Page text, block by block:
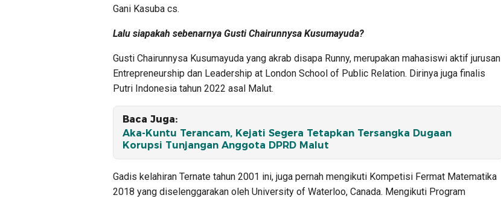
Gani Kasuba cs.
Lalu siapakah sebenarnya Gusti Chairunnysa Kusumayuda?
Gusti Chairunnysa Kusumayuda yang akrab disapa Runny, merupakan mahasiswi aktif jurusan
Entrepreneurship dan Leadership at London School of Public Relation. Dirinya juga finalis
Putri Indonesia tahun 2022 asal Malut.
Baca Juga:
Aka-Kuntu Terancam, Kejati Segera Tetapkan Tersangka Dugaan
Korupsi Tunjangan Anggota DPRD Malut
Gadis kelahiran Ternate tahun 2001 ini, juga pernah mengikuti Kompetisi Fermat Matematika
2018 yang diselenggarakan oleh University of Waterloo, Canada. Mengikuti Program